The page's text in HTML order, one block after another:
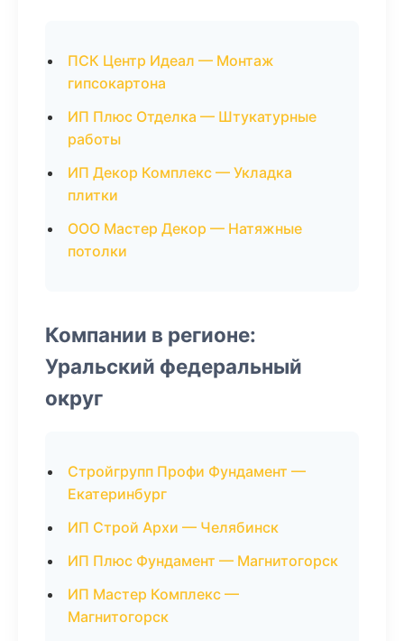
ПСК Центр Идеал — Монтаж
гипсокартона
ИП Плюс Отделка — Штукатурные
работы
ИП Декор Комплекс — Укладка
плитки
ООО Мастер Декор — Натяжные
потолки
Компании в регионе:
Уральский федеральный
округ
Стройгрупп Профи Фундамент —
Екатеринбург
ИП Строй Архи — Челябинск
ИП Плюс Фундамент — Магнитогорск
ИП Мастер Комплекс —
Магнитогорск